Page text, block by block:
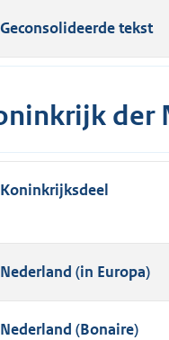
Geconsolideerde tekst
der
Koninkrijksdeel
Nederland (in Europa)
Nederland (Bonaire)